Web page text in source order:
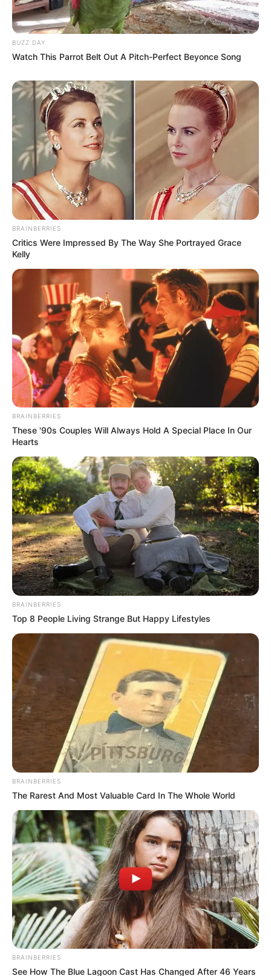
BUZZ DAY
Watch This Parrot Belt Out A Pitch-Perfect Beyonce Song
BRAINBERRIES
Critics Were Impressed By The Way She Portrayed Grace
Kelly
BRAINBERRIES
These '90s Couples Will Always Hold A Special Place In Our
Hearts
BRAINBERRIES
Top 8 People Living Strange But Happy Lifestyles
BRAINBERRIES
The Rarest And Most Valuable Card In The Whole World
BRAINBERRIES
See How The Blue Lagoon Cast Has Changed After 46 Years